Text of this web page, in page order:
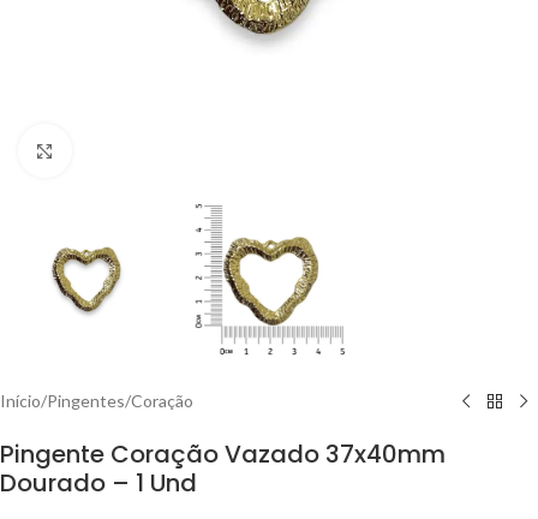
Início/Pingentes/Coração
Pingente Coração Vazado 37x40mm
Dourado – 1 Und